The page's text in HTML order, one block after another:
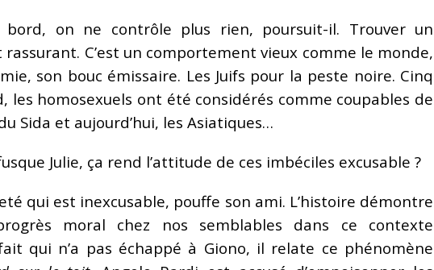
on ne contrôle plus rien, poursuit-il. Trouver un
rassurant. C’est un comportement vieux comme le monde,
son bouc émissaire. Les Juifs pour la peste noire. Cinq
les homosexuels ont été considérés comme coupables de
Sida et aujourd’hui, les Asiatiques…
Julie, ça rend l’attitude de ces imbéciles excusable ?
qui est inexcusable, pouffe son ami. L’histoire démontre
moral chez nos semblables dans ce contexte
qui n’a pas échappé à Giono, il relate ce phénomène